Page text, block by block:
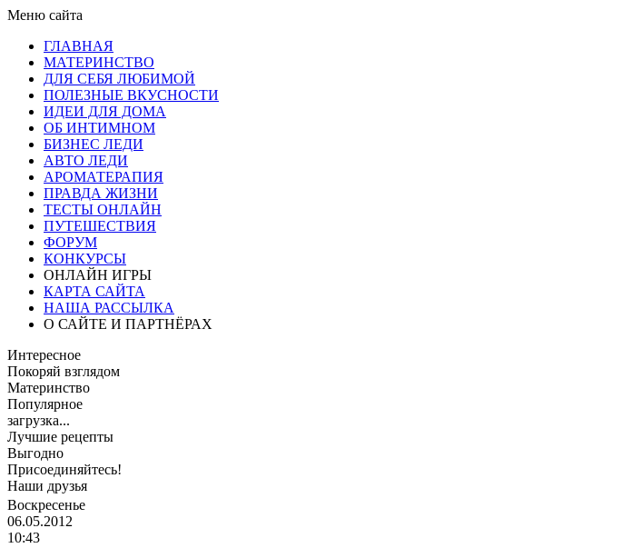
Меню сайта
ГЛАВНАЯ
МАТЕРИНСТВО
ДЛЯ СЕБЯ ЛЮБИМОЙ
ПОЛЕЗНЫЕ ВКУСНОСТИ
ИДЕИ ДЛЯ ДОМА
ОБ ИНТИМНОМ
БИЗНЕС ЛЕДИ
АВТО ЛЕДИ
АРОМАТЕРАПИЯ
ПРАВДА ЖИЗНИ
ТЕСТЫ ОНЛАЙН
ПУТЕШЕСТВИЯ
ФОРУМ
КОНКУРСЫ
ОНЛАЙН ИГРЫ
КАРТА САЙТА
НАША РАССЫЛКА
О САЙТЕ И ПАРТНЁРАХ
Интересное
Покоряй взглядом
Материнство
Популярное
загрузка...
Лучшие рецепты
Выгодно
Присоединяйтесь!
Наши друзья
Воскресенье
06.05.2012
10:43